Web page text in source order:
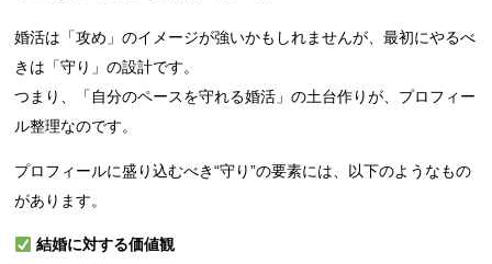
婚活は「攻め」のイメージが強いかもしれませんが、最初にやるべ
きは「守り」の設計です。
つまり、「自分のペースを守れる婚活」の土台作りが、プロフィー
ル整理なのです。
プロフィールに盛り込むべき“守り”の要素には、以下のようなもの
があります。
結婚に対する価値観